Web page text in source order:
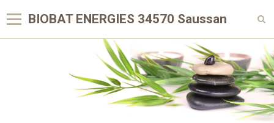
BIOBAT ENERGIES 34570 Saussan
Votre compte
Pompe à chaleur Climatisation